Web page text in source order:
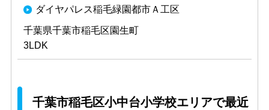
ダイヤパレス稲毛緑園都市Ａ工区
千葉県千葉市稲毛区園生町
3LDK
千葉市稲毛区小中台小学校エリアで最近